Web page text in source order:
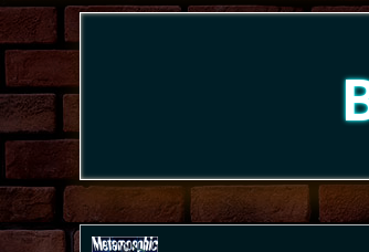
称号